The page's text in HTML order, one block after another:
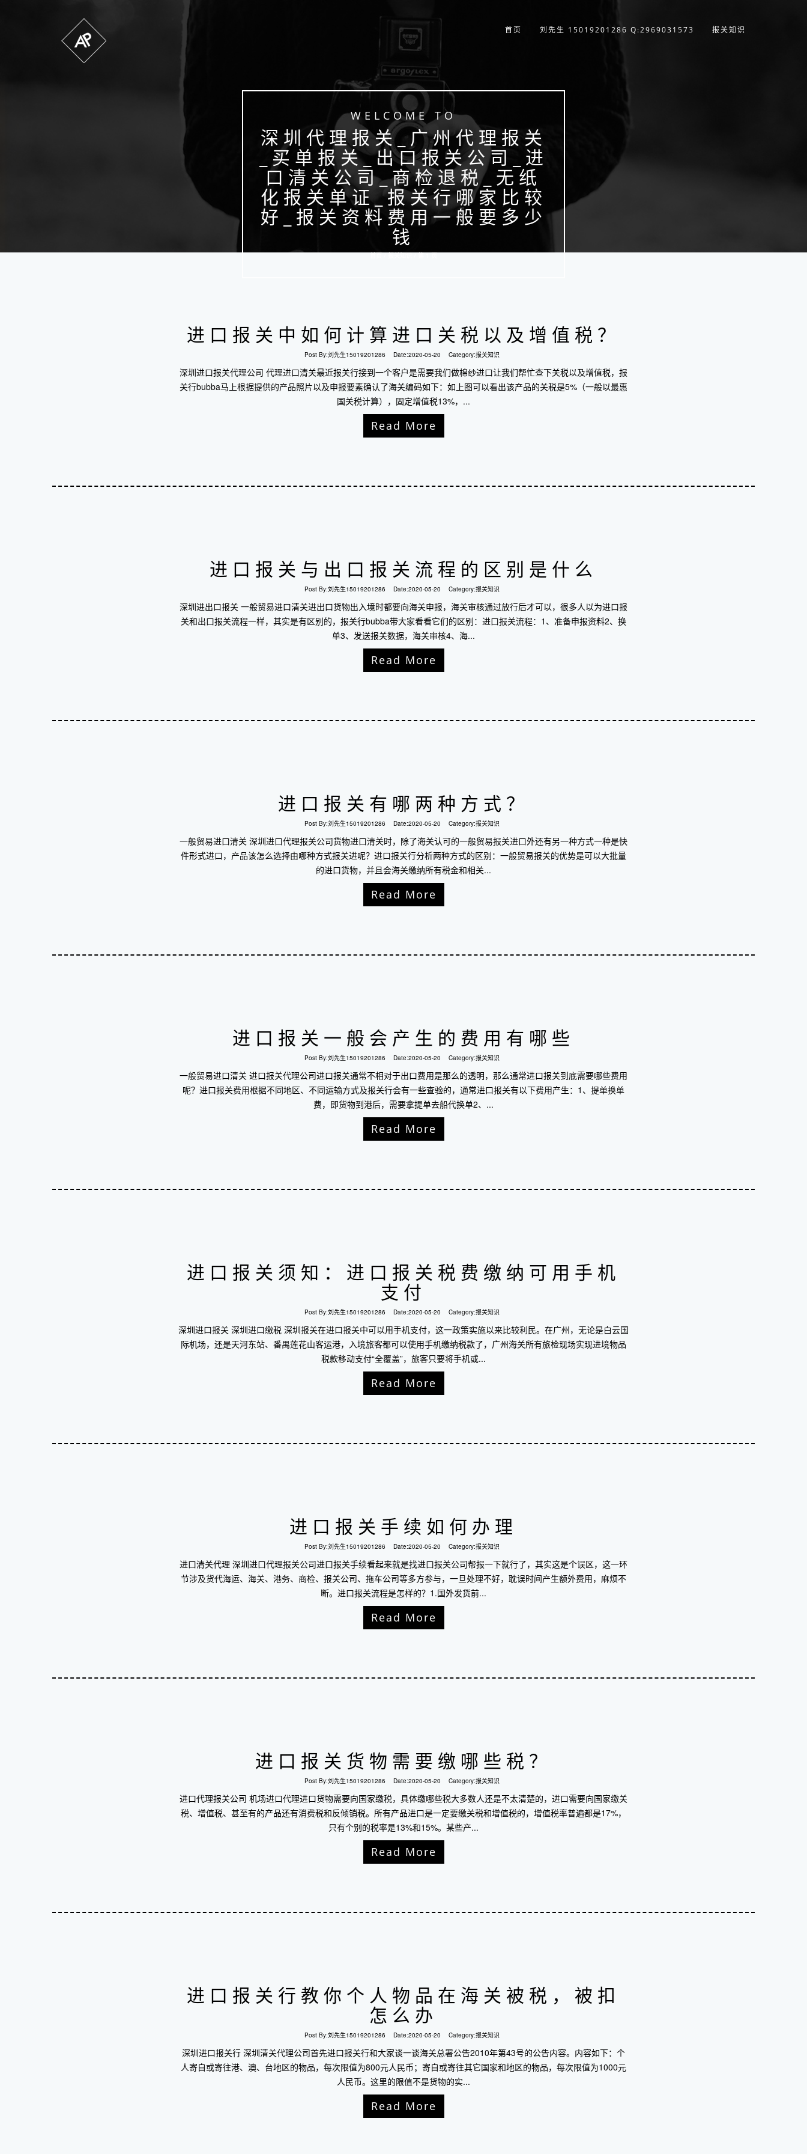
首页 刘先生 15019201286 Q:2969031573 报关知识
WELCOME TO
深圳代理报关_广州代理报关
_买单报关_出口报关公司_进
口清关公司_商检退税_无纸
化报关单证_报关行哪家比较
好_报关资料费用一般要多少
钱
进口报关中如何计算进口关税以及增值税？
Post By:刘先生15019201286 Date:2020-05-20 Category:报关知识
深圳进口报关代理公司 代理进口清关最近报关行接到一个客户是需要我们做棉纱进口让我们帮忙查下关税以及增值税，报
关行bubba马上根据提供的产品照片以及申报要素确认了海关编码如下：如上图可以看出该产品的关税是5%（一般以最惠
国关税计算），固定增值税13%，...
Read More
进口报关与出口报关流程的区别是什么
Post By:刘先生15019201286 Date:2020-05-20 Category:报关知识
深圳进出口报关 一般贸易进口清关进出口货物出入境时都要向海关申报，海关审核通过放行后才可以，很多人以为进口报
关和出口报关流程一样，其实是有区别的，报关行bubba带大家看看它们的区别：进口报关流程：1、准备申报资料2、换
单3、发送报关数据，海关审核4、海...
Read More
进口报关有哪两种方式？
Post By:刘先生15019201286 Date:2020-05-20 Category:报关知识
一般贸易进口清关 深圳进口代理报关公司货物进口清关时，除了海关认可的一般贸易报关进口外还有另一种方式一种是快
件形式进口，产品该怎么选择由哪种方式报关进呢？进口报关行分析两种方式的区别：一般贸易报关的优势是可以大批量
的进口货物，并且会海关缴纳所有税金和相关...
Read More
进口报关一般会产生的费用有哪些
Post By:刘先生15019201286 Date:2020-05-20 Category:报关知识
一般贸易进口清关 进口报关代理公司进口报关通常不相对于出口费用是那么的透明，那么通常进口报关到底需要哪些费用
呢？进口报关费用根据不同地区、不同运输方式及报关行会有一些查验的，通常进口报关有以下费用产生：1、提单换单
费，即货物到港后，需要拿提单去船代换单2、...
Read More
进口报关须知：进口报关税费缴纳可用手机
支付
Post By:刘先生15019201286 Date:2020-05-20 Category:报关知识
深圳进口报关 深圳进口缴税 深圳报关在进口报关中可以用手机支付，这一政策实施以来比较利民。在广州，无论是白云国
际机场，还是天河东站、番禺莲花山客运港，入境旅客都可以使用手机缴纳税款了，广州海关所有旅检现场实现进境物品
税款移动支付“全覆盖”，旅客只要将手机或...
Read More
进口报关手续如何办理
Post By:刘先生15019201286 Date:2020-05-20 Category:报关知识
进口清关代理 深圳进口代理报关公司进口报关手续看起来就是找进口报关公司帮报一下就行了，其实这是个误区，这一环
节涉及货代海运、海关、港务、商检、报关公司、拖车公司等多方参与，一旦处理不好，耽误时间产生额外费用，麻烦不
断。进口报关流程是怎样的？1.国外发货前...
Read More
进口报关货物需要缴哪些税？
Post By:刘先生15019201286 Date:2020-05-20 Category:报关知识
进口代理报关公司 机场进口代理进口货物需要向国家缴税，具体缴哪些税大多数人还是不太清楚的，进口需要向国家缴关
税、增值税、甚至有的产品还有消费税和反倾销税。所有产品进口是一定要缴关税和增值税的，增值税率普遍都是17%，
只有个别的税率是13%和15%。某些产...
Read More
进口报关行教你个人物品在海关被税，被扣
怎么办
Post By:刘先生15019201286 Date:2020-05-20 Category:报关知识
深圳进口报关行 深圳清关代理公司首先进口报关行和大家谈一谈海关总署公告2010年第43号的公告内容。内容如下：个
人寄自或寄往港、澳、台地区的物品，每次限值为800元人民币；寄自或寄往其它国家和地区的物品，每次限值为1000元
人民币。这里的限值不是货物的实...
Read More